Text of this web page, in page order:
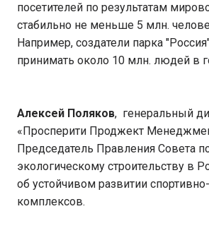
посетителей по результатам
стабильно не меньше 5 млн.
Например, создатели парка
принимать около 10 млн. людей в
Алексей Поляков, генеральный
«Просперити Проджект
Председатель Правления Совета
экологическому строительству в
об устойчивом развитии
комплексов.